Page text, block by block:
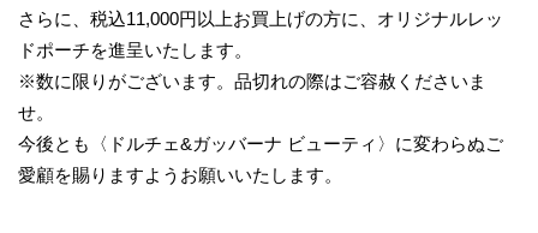
さらに、税込11,000円以上お買上げの方に、オリジナルレッ
ドポーチを進呈いたします。
※数に限りがございます。品切れの際はご容赦くださいま
せ。
今後とも〈ドルチェ&ガッバーナ ビューティ〉に変わらぬご
愛顧を賜りますようお願いいたします。